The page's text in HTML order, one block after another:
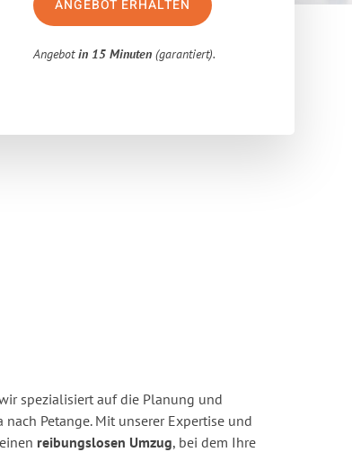
ANGEBOT ERHALTEN
Angebotin 15 Minuten (garantiert).
spezialisiert auf die Planung und
Petange. Mit unserer Expertise und
reibungslosen Umzug, bei dem Ihre